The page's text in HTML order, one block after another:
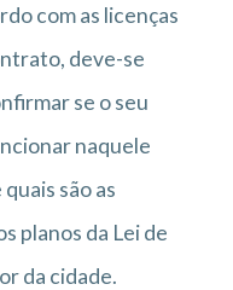
com as licenças
deve-se
se o seu
naquele
são as
planos da Lei de
da cidade.